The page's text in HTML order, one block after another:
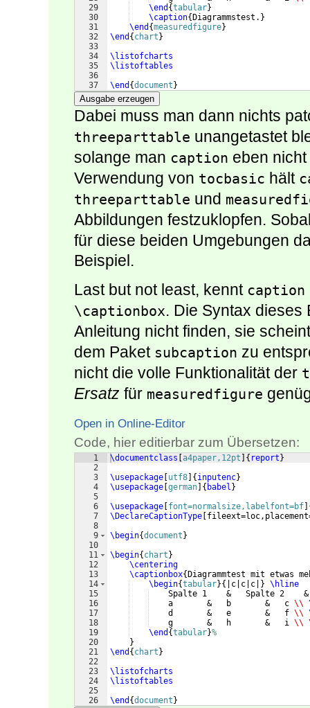
29
30
31
32
33
34
35
36
37
\end {tabular}
\caption{ Diagrammstest. }
\end {measuredfigure}
\end { chart }
\listofcharts
\listoftables
\end {document }
Ausgabe erzeugen
Dabei muss man dann nichts
threeparttable unangetastet
solange man caption eben
Verwendung von tocbasic hält
threeparttable und
Abbildungen festzuklopfen.
für diese beiden Umgebungen
Beispiel.
Last but not least, kennt caption
\captionbox. Die Syntax dieses
Anleitung nicht finden, sie
dem Paket subcaption zu
nicht die volle Funktionalität der
Ersatz für measuredfigure
Open in Online-Editor
Code, hier editierbar zum Übersetzen:
1
2
3
4
5
6
7
8
9
10
11
12
13
14
15
16
17
18
19
20
21
22
23
24
25
26
\documentclass a4paper,12pt { report }
\usepackage utf8 { inputenc}
\usepackage german { babel }
\usepackage font=normalsize,labelfont=bf
\DeclareCaptionType
\begin{document }
\begin{ chart }
\centering
\captionbox{ Diagrammtest mit etwas
\begin{tabular}{ |c|c|c| } \hline
Spalte 1    &   Spalte 2
    a       &   b       &   c
\\
    d       &   e       &   f
\\
    g       &   h       &   i
\\
\end {tabular}%
}
\end { chart }
\listofcharts
\listoftables
\end {document }